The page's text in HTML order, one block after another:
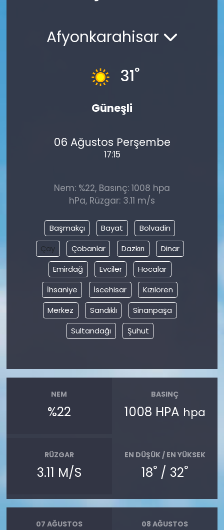
Afyonkarahisar
31°
Güneşli
06 Ağustos Perşembe
17:15
Nem: %22, Basınç: 1008 hpa
hPa, Rüzgar: 3.11 m/s
Başmakçı Bayat
Bolvadin
Çay
Çobanlar Dazkırı
Dinar
Emirdağ
Evciler
Hocalar
İhsaniye
İscehisar
Kızılören
Merkez
Sandıklı
Sinanpaşa
Sultandağı
Şuhut
NEM
%22
BASINÇ
1008 HPA hpa
RÜZGAR
3.11 M/S
EN DÜŞÜK / EN YÜKSEK
18° / 32°
07 AĞUSTOS 08 AĞUSTOS
Teknoloji
Yaşam